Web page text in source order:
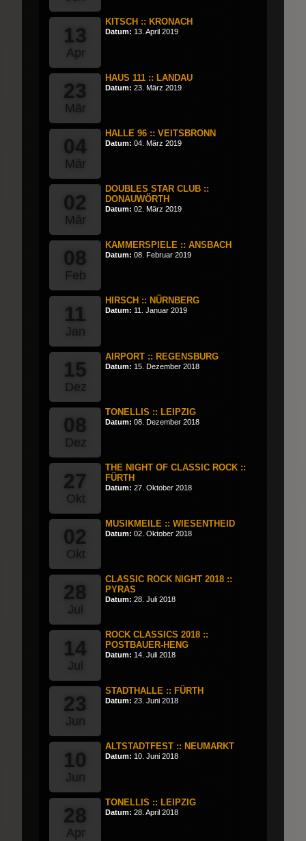
13
Apr
KITSCH :: KRONACH
Datum: 13. April 2019
23
Mär
HAUS 111 :: LANDAU
Datum: 23. März 2019
04
Mär
HALLE 96 :: VEITSBRONN
Datum: 04. März 2019
02
Mär
DOUBLES STAR CLUB ::
DONAUWÖRTH
Datum: 02. März 2019
08
Feb
KAMMERSPIELE :: ANSBACH
Datum: 08. Februar 2019
11
Jan
HIRSCH :: NÜRNBERG
Datum: 11. Januar 2019
15
Dez
AIRPORT :: REGENSBURG
Datum: 15. Dezember 2018
08
Dez
TONELLIS :: LEIPZIG
Datum: 08. Dezember 2018
27
Okt
THE NIGHT OF CLASSIC ROCK ::
FÜRTH
Datum: 27. Oktober 2018
02
Okt
MUSIKMEILE :: WIESENTHEID
Datum: 02. Oktober 2018
28
Jul
CLASSIC ROCK NIGHT 2018 ::
PYRAS
Datum: 28. Juli 2018
14
Jul
ROCK CLASSICS 2018 ::
POSTBAUER-HENG
Datum: 14. Juli 2018
23
Jun
STADTHALLE :: FÜRTH
Datum: 23. Juni 2018
10
Jun
ALTSTADTFEST :: NEUMARKT
Datum: 10. Juni 2018
28
Apr
TONELLIS :: LEIPZIG
Datum: 28. April 2018